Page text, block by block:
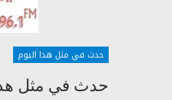
حدث في مثل هذا اليوم
حدث في مثل هذا اليوم 07 من